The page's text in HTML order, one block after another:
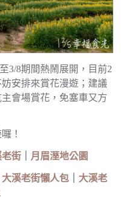
3/8期間熱鬧展開，目前2
安排來賞花漫遊；建議
會場賞花，免塞車又方
！
老街 月眉溼地公園
大溪老街懶人包
大溪老